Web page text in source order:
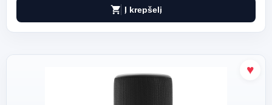
shopping_cart Į krepšelį